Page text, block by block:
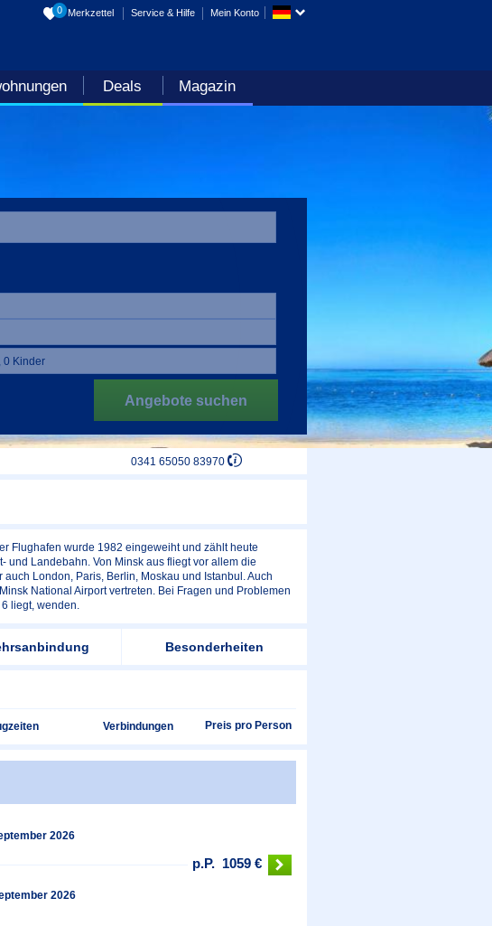
Deals Magazin
0 Merkzettel Service & Hilfe Mein Konto
Angebote suchen
0341 65050 83970
Flughafen wurde 1982 eingeweiht und zählt heute
und Landebahn. Von Minsk aus fliegt vor allem die
London, Paris, Berlin, Moskau und Istanbul. Auch
National Airport vertreten. Bei Fragen und Problemen
liegt, wenden.
Besonderheiten
Verbindungen Preis pro Person
2026
2026
p.P. 1059 €